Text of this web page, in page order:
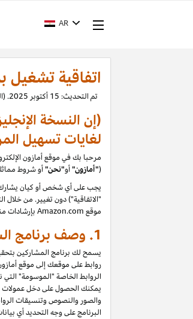
AR
اتفاقية تشغيل
تم التحديث: 15 أكتوبر 2025. (الشركاء الحاليون، راجع التغييرات.)
(إن النسخة
لغايات تسهيل
مرحبا بك في موقع أمازون
(
"أمازون"أو"نحن"أو شروط
يجب على أي شخص أو كيان يشارك
"الاتفاقية") دون تغيير. من خلال
موقع Amazon.com بإرشادات
1. وصف برنامج
يسمح لك برنامج المشاركين
روابط على موقعك إلى موقع
الروابط الخاصة "الموسومة" التي
يمكنك الحصول على دخل عمولات
والصور والنصوص وتنسيقات
البرنامج على وجه التحديد أي